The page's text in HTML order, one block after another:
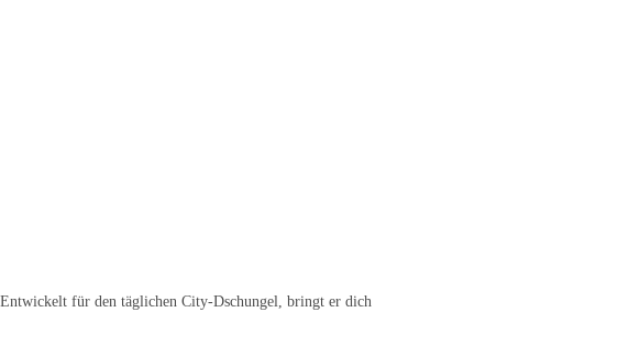
für den täglichen City-Dschungel, bringt er dich